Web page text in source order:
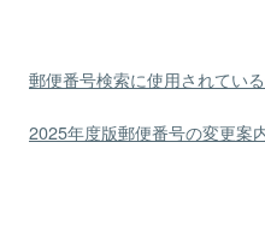
郵便番号検索に使用されてい
2025年度版郵便番号の変更案